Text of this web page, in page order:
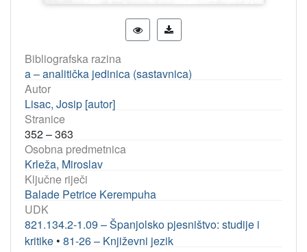
Bibliografska razina
a – analitička jedinica (sastavnica)
Autor
Lisac, Josip [autor]
Stranice
352 – 363
Osobna predmetnica
Krleža, Miroslav
Ključne riječi
Balade Petrice Kerempuha
UDK
821.134.2-1.09 – Španjolsko pjesništvo: studije i
kritike • 81-26 – Književni jezik